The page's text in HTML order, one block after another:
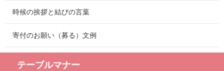
時候の挨拶と結びの言葉
寄付のお願い（募る）文例
テーブルマナー